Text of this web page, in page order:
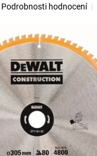
Podrobnosti hodnocení